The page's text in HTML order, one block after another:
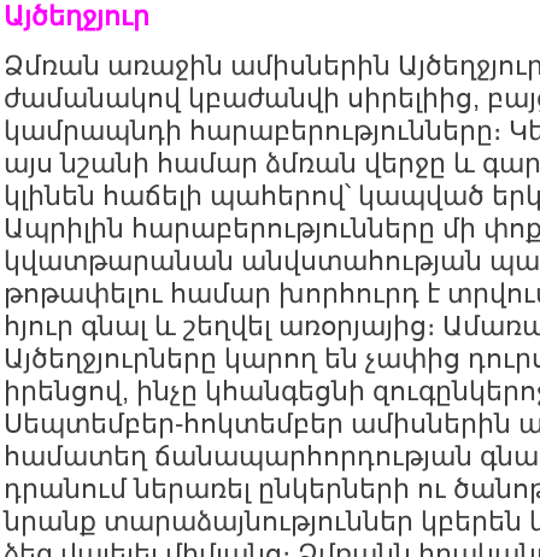
Այծեղջյուր
Ձմռան առաջին ամիսներին
ժամանակով կբաժանվի սիրելիից,
կամրապնդի հարաբերությունները։
այս նշանի համար ձմռան վերջը և
կլինեն հաճելի պահերով՝ կապված
Ապրիլին հարաբերությունները մի
կվատթարանան անվստահության
թոթափելու համար խորհուրդ է
հյուր գնալ և շեղվել առօրյայից։
Այծեղջյուրները կարող են չափից
իրենցով, ինչը կհանգեցնի
Սեպտեմբեր-հոկտեմբեր ամիսներին
համատեղ ճանապարհորդության
դրանում ներառել ընկերների ու
նրանք տարաձայնություններ կբերեն